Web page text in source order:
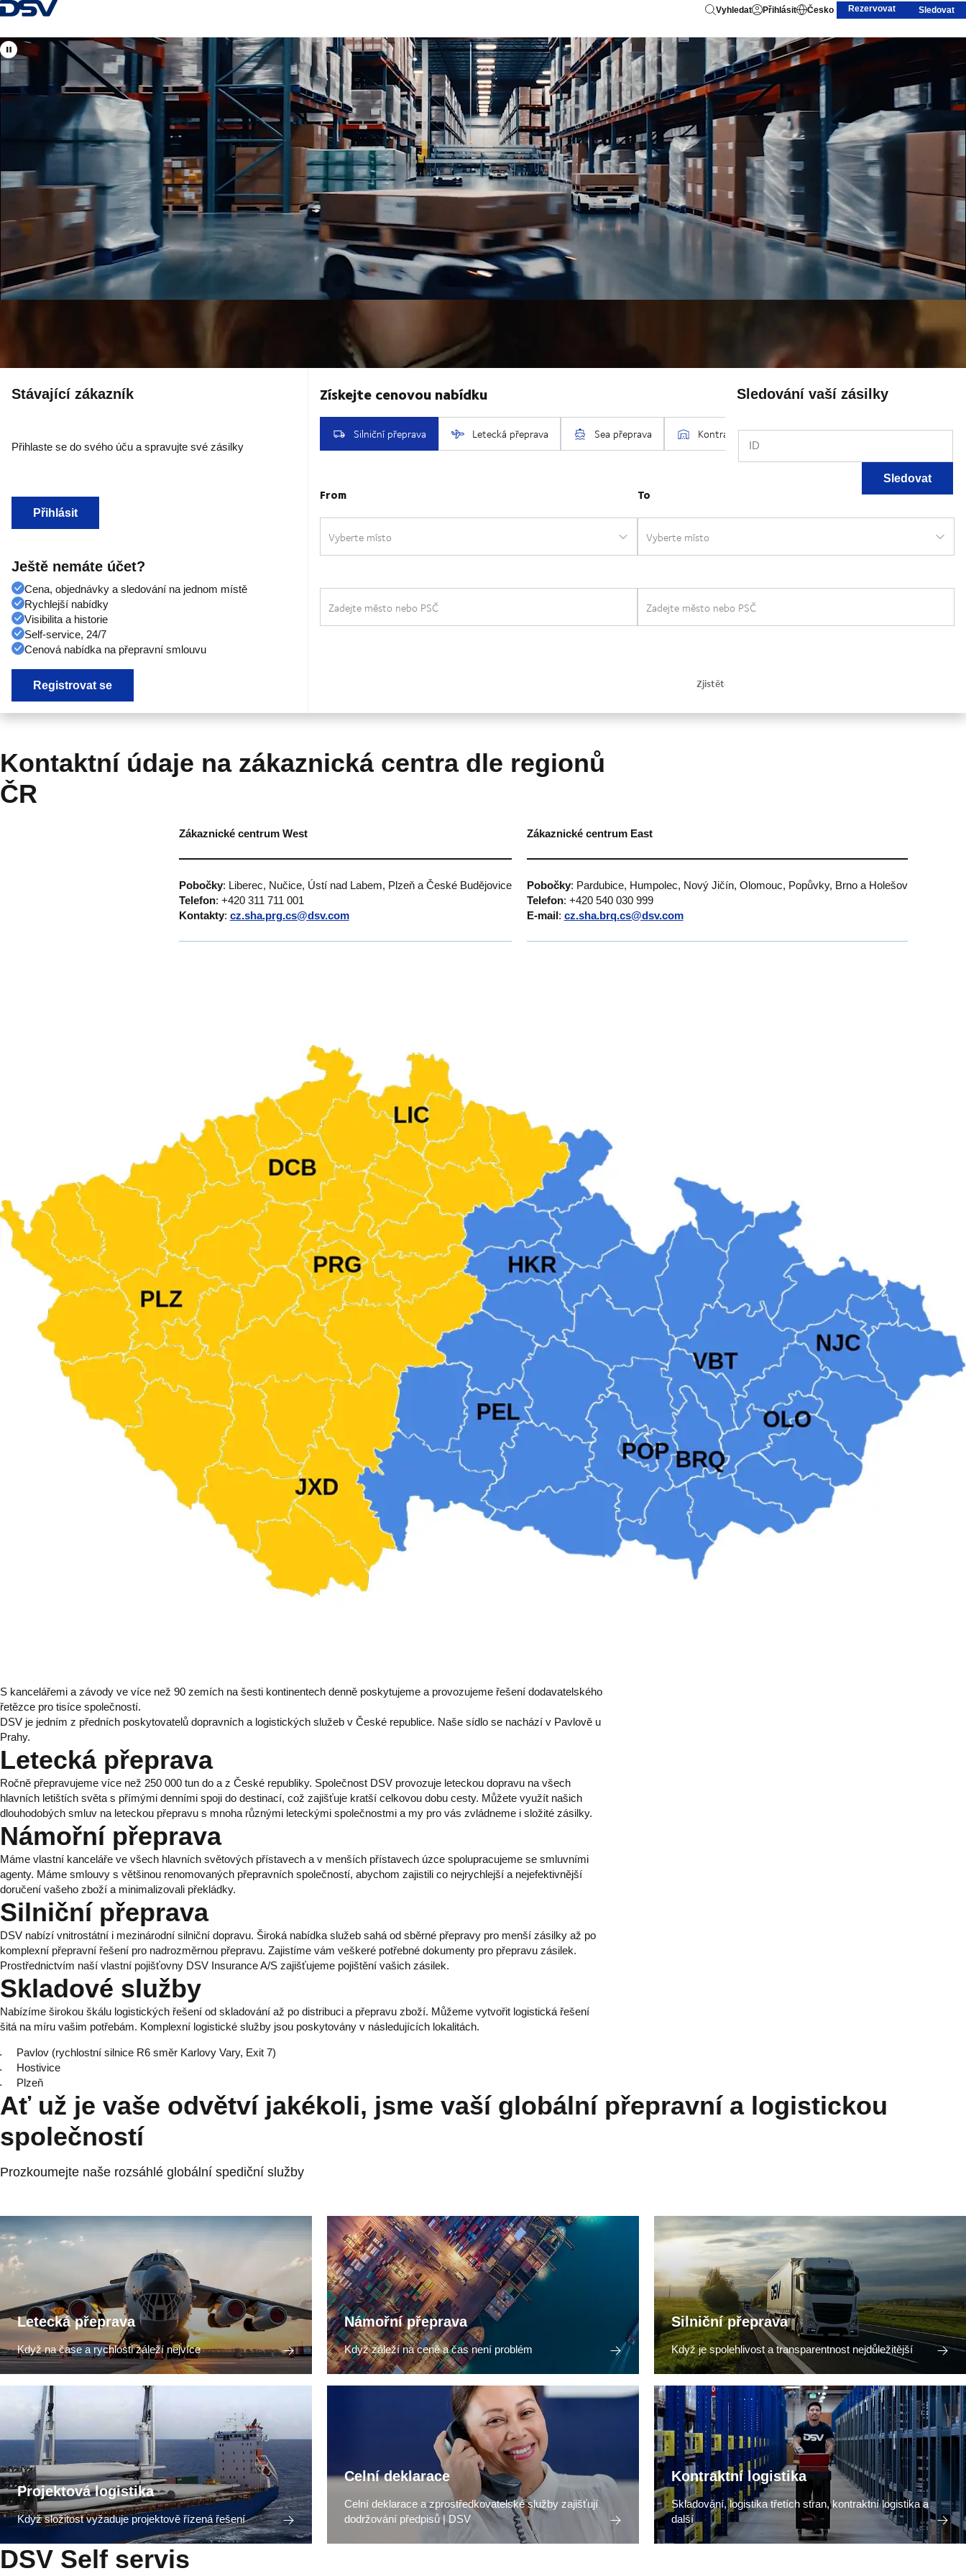
Zpět na Homepage Vyhledat Přihlásit Česko Rezervovat Sledovat
Česká republika
Vaši místní i mezinárodní odborníci na leteckou, námořní, silniční a železniční dopravu, logistická řešení, projektovou
dopravu a celní odbavení.
Stávající zákazník
Přihlaste se do svého úču a spravujte své zásilky
Přihlásit
Ještě nemáte účet?
Cena, objednávky a sledování na jednom místě
Rychlejší nabídky
Visibilita a historie
Self-service, 24/7
Cenová nabídka na přepravní smlouvu
Registrovat se
Sledování vaší zásilky
ID
Sledovat
Kontaktní údaje na zákaznická centra dle regionů
ČR
Zákaznické centrum West Zákaznické centrum East
Pobočky: Liberec, Nučice, Ústí nad Labem, Plzeň a České Budějovice
Telefon: +420 311 711 001
Kontakty: cz.sha.prg.cs@dsv.com
Pobočky: Pardubice, Humpolec, Nový Jičín, Olomouc, Popůvky, Brno a Holešov
Telefon: +420 540 030 999
E-mail: cz.sha.brq.cs@dsv.com
S kancelářemi a závody ve více než 90 zemích na šesti kontinentech denně poskytujeme a provozujeme řešení dodavatelského
řetězce pro tisíce společností.
DSV je jedním z předních poskytovatelů dopravních a logistických služeb v České republice. Naše sídlo se nachází v Pavlově u
Prahy.
Letecká přeprava
Ročně přepravujeme více než 250 000 tun do a z České republiky. Společnost DSV provozuje leteckou dopravu na všech
hlavních letištích světa s přímými denními spoji do destinací, což zajišťuje kratší celkovou dobu cesty. Můžete využít našich
dlouhodobých smluv na leteckou přepravu s mnoha různými leteckými společnostmi a my pro vás zvládneme i složité zásilky.
Námořní přeprava
Máme vlastní kanceláře ve všech hlavních světových přístavech a v menších přístavech úzce spolupracujeme se smluvními
agenty. Máme smlouvy s většinou renomovaných přepravních společností, abychom zajistili co nejrychlejší a nejefektivnější
doručení vašeho zboží a minimalizovali překládky.
Silniční přeprava
DSV nabízí vnitrostátní i mezinárodní silniční dopravu. Široká nabídka služeb sahá od sběrné přepravy pro menší zásilky až po
komplexní přepravní řešení pro nadrozměrnou přepravu. Zajistíme vám veškeré potřebné dokumenty pro přepravu zásilek.
Prostřednictvím naší vlastní pojišťovny DSV Insurance A/S zajišťujeme pojištění vašich zásilek.
Skladové služby
Nabízíme širokou škálu logistických řešení od skladování až po distribuci a přepravu zboží. Můžeme vytvořit logistická řešení
šitá na míru vašim potřebám. Komplexní logistické služby jsou poskytovány v následujících lokalitách.
Pavlov (rychlostní silnice R6 směr Karlovy Vary, Exit 7)
Hostivice
Plzeň
Ať už je vaše odvětví jakékoli, jsme vaší globální přepravní a logistickou
společností
Prozkoumejte naše rozsáhlé globální spediční služby
Letecká přeprava
Když na čase a rychlosti záleží nejvíce
Námořní přeprava
Když záleží na ceně a čas není problém
Silniční přeprava
Když je spolehlivost a transparentnost nejdůležitější
Projektová logistika
Když složitost vyžaduje projektově řízená řešení
Celní deklarace
Celní deklarace a zprostředkovatelské služby zajišťují
dodržování předpisů | DSV
Kontraktní logistika
Skladování, logistika třetích stran, kontraktní logistika a
další
DSV Self servis